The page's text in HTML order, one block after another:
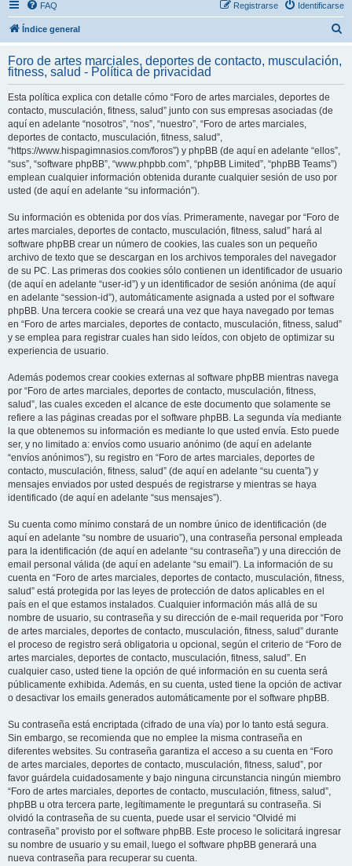
FAQ Identificarse
Registrarse
Índice general
c
Foro de artes marciales, deportes de contacto, musculación,
fitness, salud - Política de privacidad
Esta política explica con detalle cómo “Foro de artes marciales, deportes de
contacto, musculación, fitness, salud” junto con sus empresas asociadas (de
aquí en adelante “nosotros”, “nos”, “nuestro”, “Foro de artes marciales,
deportes de contacto, musculación, fitness, salud”,
“https://www.hispagimnasios.com/foros”) y phpBB (de aquí en adelante “ellos”,
“sus”, “software phpBB”, “www.phpbb.com”, “phpBB Limited”, “phpBB Teams”)
emplean cualquier información obtenida durante cualquier sesión de uso por
usted (de aquí en adelante “su información”).
Su información es obtenida por dos vías. Primeramente, navegar por “Foro de
artes marciales, deportes de contacto, musculación, fitness, salud” hará al
software phpBB crear un número de cookies, las cuales son un pequeño
archivo de texto que se descargan en los archivos temporales del navegador
de su PC. Las primeras dos cookies sólo contienen un identificador de usuario
(de aquí en adelante “user-id”) y un identificador de sesión anónima (de aquí
en adelante “session-id”), automáticamente asignada a usted por el software
phpBB. Una tercera cookie se creará una vez que haya navegado por temas
en “Foro de artes marciales, deportes de contacto, musculación, fitness, salud”
y se emplea para registrar cuales han sido leídos, con objeto de optimizar su
experiencia de usuario.
Además podemos crear cookies externas al software phpBB mientras navega
por “Foro de artes marciales, deportes de contacto, musculación, fitness,
salud”, las cuales exceden el alcance de este documento que solamente se
refiere a las páginas creadas por el software phpBB. La segunda vía mediante
la que obtenemos su información es mediante lo que usted envía. Esto puede
ser, y no limitado a: envíos como usuario anónimo (de aquí en adelante
“envíos anónimos”), su registro en “Foro de artes marciales, deportes de
contacto, musculación, fitness, salud” (de aquí en adelante “su cuenta”) y
mensajes enviados por usted después de registrarse y mientras se haya
identificado (de aquí en adelante “sus mensajes”).
Su cuenta como mínimo constará de un nombre único de identificación (de
aquí en adelante “su nombre de usuario”), una contraseña personal empleada
para la identificación (de aquí en adelante “su contraseña”) y una dirección de
email personal válida (de aquí en adelante “su email”). La información de su
cuenta en “Foro de artes marciales, deportes de contacto, musculación, fitness,
salud” está protegida por las leyes de protección de datos aplicables en el
país en el que estamos instalados. Cualquier información más allá de su
nombre de usuario, su contraseña y su dirección de e-mail requerida por “Foro
de artes marciales, deportes de contacto, musculación, fitness, salud” durante
el proceso de registro será obligatoria u opcional, según el criterio de “Foro de
artes marciales, deportes de contacto, musculación, fitness, salud”. En
cualquier caso, usted tiene la opción de qué información en su cuenta será
públicamente exhibida. Además, en su cuenta, usted tiene la opción de activar
o desactivar los emails generados automáticamente por el software phpBB.
Su contraseña está encriptada (cifrado de una vía) por lo tanto está segura.
Sin embargo, se recomienda que no emplee la misma contraseña en
diferentes websites. Su contraseña garantiza el acceso a su cuenta en “Foro
de artes marciales, deportes de contacto, musculación, fitness, salud”, por
favor guárdela cuidadosamente y bajo ninguna circunstancia ningún miembro
“Foro de artes marciales, deportes de contacto, musculación, fitness, salud”,
phpBB u otra tercera parte, legítimamente le preguntará su contraseña. Si
olvidó la contraseña de su cuenta, puede usar el servicio “Olvidé mi
contraseña” provisto por el software phpBB. Este proceso le solicitará ingresar
su nombre de usuario y su email, luego el software phpBB generará una
nueva contraseña para recuperar su cuenta.